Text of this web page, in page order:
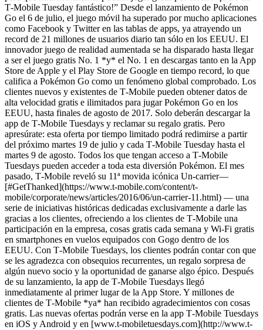
T‑Mobile Tuesday fantástico!” Desde el lanzamiento de Pokémon
Go el 6 de julio, el juego móvil ha superado por mucho aplicaciones
como Facebook y Twitter en las tablas de apps, ya atrayendo un
record de 21 millones de usuarios diario tan sólo en los EEUU. El
innovador juego de realidad aumentada se ha disparado hasta llegar
a ser el juego gratis No. 1 *y* el No. 1 en descargas tanto en la App
Store de Apple y el Play Store de Google en tiempo record, lo que
califica a Pokémon Go como un fenómeno global comprobado. Los
clientes nuevos y existentes de T‑Mobile pueden obtener datos de
alta velocidad gratis e ilimitados para jugar Pokémon Go en los
EEUU, hasta finales de agosto de 2017. Solo deberán descargar la
app de T‑Mobile Tuesdays y reclamar su regalo gratis. Pero
apresúrate: esta oferta por tiempo limitado podrá redimirse a partir
del próximo martes 19 de julio y cada T‑Mobile Tuesday hasta el
martes 9 de agosto. Todos los que tengan acceso a T‑Mobile
Tuesdays pueden acceder a toda esta diversión Pokémon. El mes
pasado, T‑Mobile reveló su 11ª movida icónica Un-carrier—
[#GetThanked](https://www.t-mobile.com/content/t-
mobile/corporate/news/articles/2016/06/un-carrier-11.html) — una
serie de iniciativas históricas dedicadas exclusivamente a darle las
gracias a los clientes, ofreciendo a los clientes de T‑Mobile una
participación en la empresa, cosas gratis cada semana y Wi-Fi gratis
en smartphones en vuelos equipados con Gogo dentro de los
EEUU. Con T‑Mobile Tuesdays, los clientes podrán contar con que
se les agradezca con obsequios recurrentes, un regalo sorpresa de
algún nuevo socio y la oportunidad de ganarse algo épico. Después
de su lanzamiento, la app de T‑Mobile Tuesdays llegó
inmediatamente al primer lugar de la App Store. Y millones de
clientes de T‑Mobile *ya* han recibido agradecimientos con cosas
gratis. Las nuevas ofertas podrán verse en la app T‑Mobile Tuesdays
en iOS y Android y en [www.t-mobiletuesdays.com](http://www.t-